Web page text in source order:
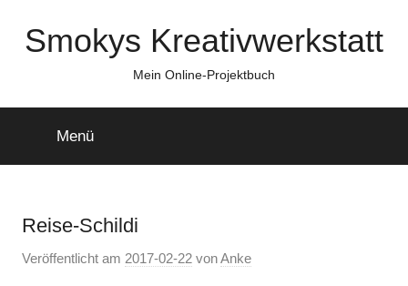
InhaltSmokys Kreativwerkstatt
Mein Online-Projektbuch
Menü
Reise-Schildi
Veröffentlicht am 2017-02-22 vonAnke